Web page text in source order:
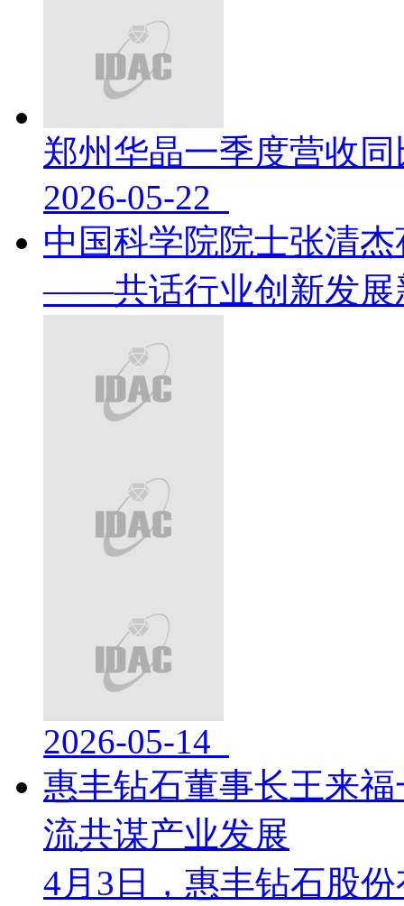
郑州华晶一季度营收
2026-05-22
中国科学院院士张清
——共话行业创新发展
2026-05-14
惠丰钻石董事长王来
流共谋产业发展
4月3日，惠丰钻石股